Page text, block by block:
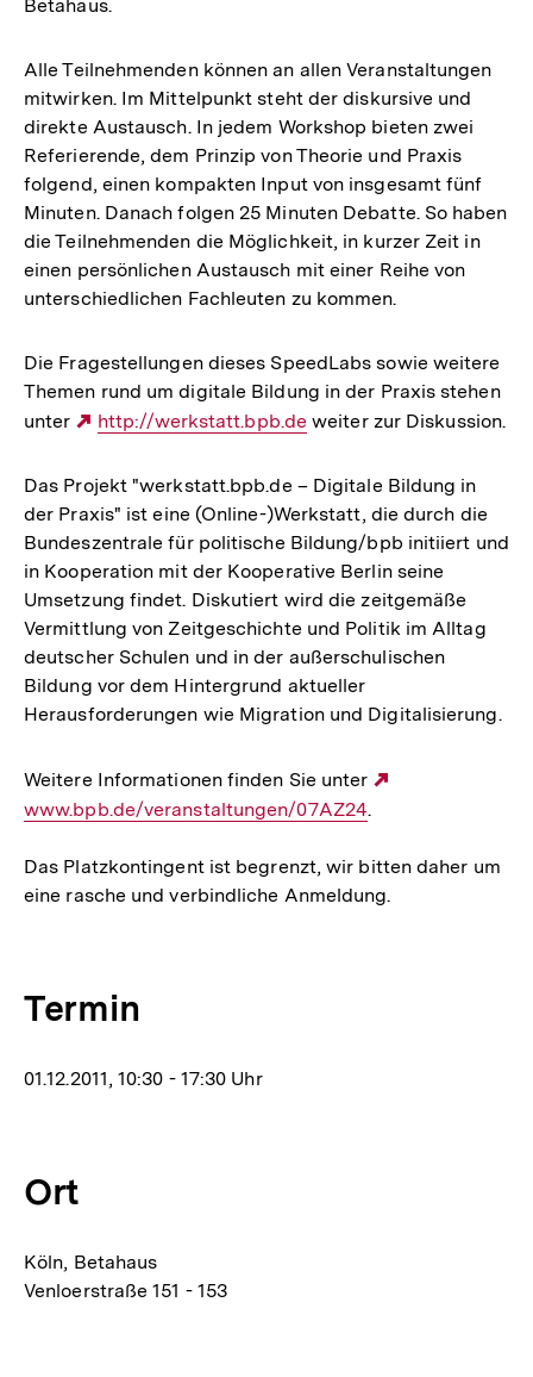
Betahaus.
Alle Teilnehmenden können an allen Veranstaltungen
mitwirken. Im Mittelpunkt steht der diskursive und
direkte Austausch. In jedem Workshop bieten zwei
Referierende, dem Prinzip von Theorie und Praxis
folgend, einen kompakten Input von insgesamt fünf
Minuten. Danach folgen 25 Minuten Debatte. So haben
die Teilnehmenden die Möglichkeit, in kurzer Zeit in
einen persönlichen Austausch mit einer Reihe von
unterschiedlichen Fachleuten zu kommen.
Die Fragestellungen dieses SpeedLabs sowie weitere
Themen rund um digitale Bildung in der Praxis stehen
unter
Externer
http://werkstatt.bpb.de weiter zur Diskussion.
Das Projekt "werkstatt.bpb.de – Digitale Bildung in
der Praxis" ist eine (Online-)Werkstatt, die durch die
Bundeszentrale für politische Bildung/bpb initiiert und
in Kooperation mit der Kooperative Berlin seine
Umsetzung findet. Diskutiert wird die zeitgemäße
Vermittlung von Zeitgeschichte und Politik im Alltag
deutscher Schulen und in der außerschulischen
Bildung vor dem Hintergrund aktueller
Herausforderungen wie Migration und Digitalisierung.
Weitere Informationen finden Sie unter
www.bpb.de/veranstaltungen/07AZ24.
Das Platzkontingent ist begrenzt, wir bitten daher um
eine rasche und verbindliche Anmeldung.
Termin
01.12.2011, 10:30 - 17:30 Uhr
Ort
Köln, Betahaus
Venloerstraße 151 - 153